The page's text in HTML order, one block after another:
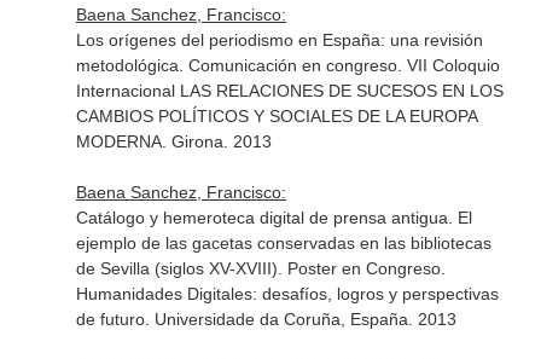
Baena Sanchez, Francisco:
Los orígenes del periodismo en España: una revisión
metodológica. Comunicación en congreso. VII Coloquio
Internacional LAS RELACIONES DE SUCESOS EN LOS
CAMBIOS POLÍTICOS Y SOCIALES DE LA EUROPA
MODERNA. Girona. 2013
Baena Sanchez, Francisco:
Catálogo y hemeroteca digital de prensa antigua. El
ejemplo de las gacetas conservadas en las bibliotecas
de Sevilla (siglos XV-XVIII). Poster en Congreso.
Humanidades Digitales: desafíos, logros y perspectivas
de futuro. Universidade da Coruña, España. 2013